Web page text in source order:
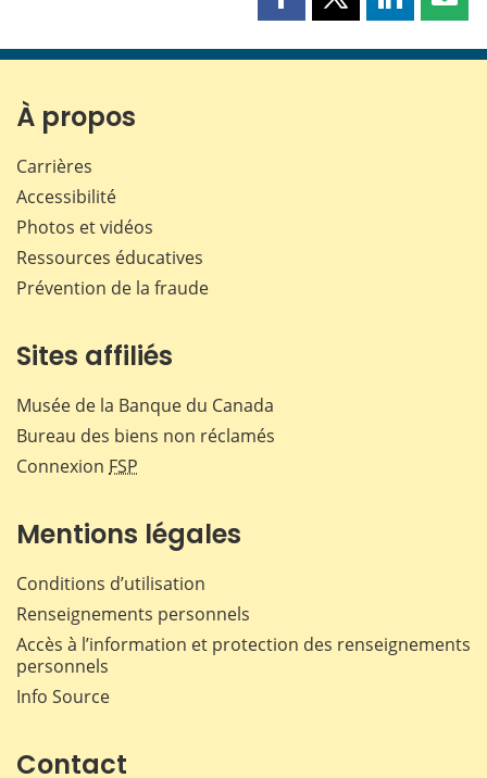
Partager
page
Partager
page
Partager
page page
À propos
Carrières
Accessibilité
Photos et vidéos
Ressources éducatives
Prévention de la fraude
Sites affiliés
Musée de la Banque du Canada
Bureau des biens non réclamés
Connexion FSP
Mentions légales
Conditions d’utilisation
Renseignements personnels
Accès à l’information et protection des renseignements
personnels
Info Source
Contact